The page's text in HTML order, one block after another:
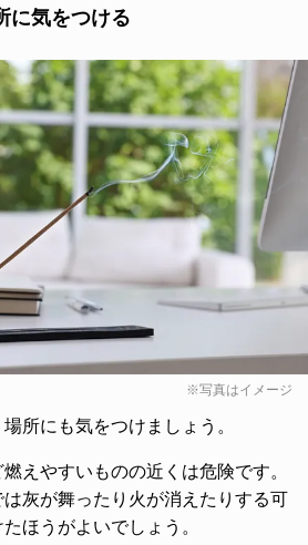
に気をつける
※写真はイメージ
所にも気をつけましょう。
えやすいものの近くは危険です。
灰が舞ったり火が消えたりする可
ほうがよいでしょう。